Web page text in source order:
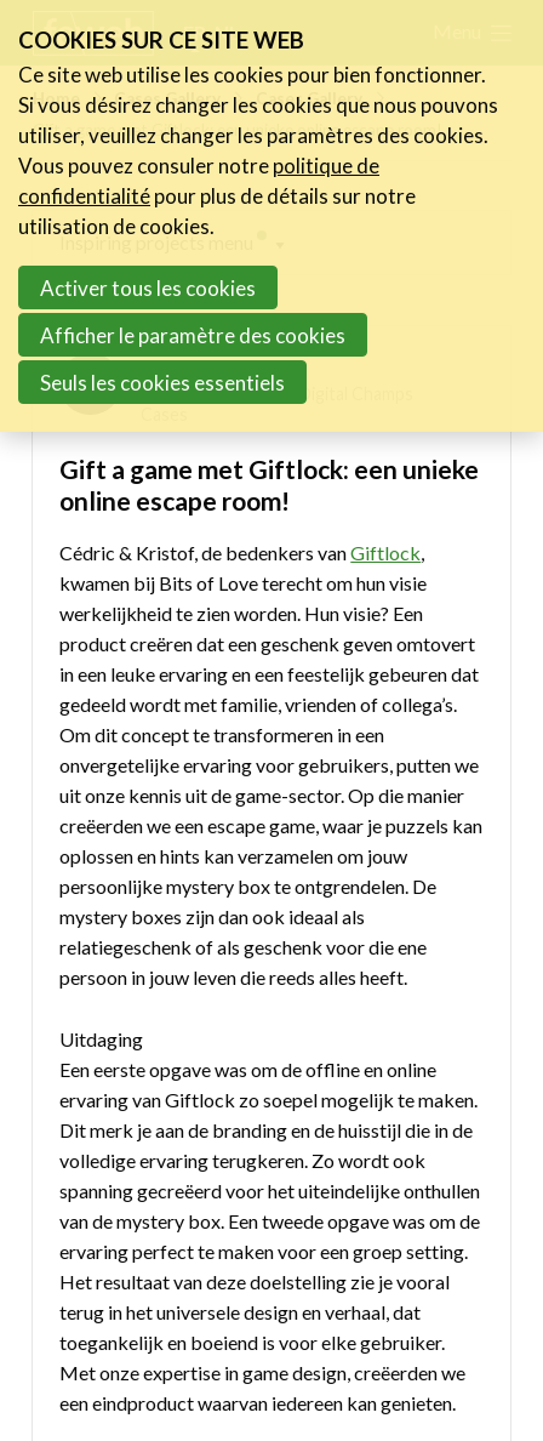
links
Jump
to
navigation
Jump
main
content
FR NL
Home Cases Gallery
Cases Gallery
Gift a game met Giftlock: een unieke online escape room!
Digital Champs Cases
Jessica Kellner
10/02/2023 11:57 in
Gift a game met Giftlock: een unieke
online escape room!
Cédric & Kristof, de bedenkers vanGiftlock,
kwamen bij Bits of Love terecht om hun visie
werkelijkheid te zien worden. Hun visie? Een
product creëren dat een geschenk geven omtovert
in een leuke ervaring en een feestelijk gebeuren dat
gedeeld wordt met familie, vrienden of collega’s.
Om dit concept te transformeren in een
onvergetelijke ervaring voor gebruikers, putten we
uit onze kennis uit de game-sector. Op die manier
creëerden we een escape game, waar je puzzels kan
oplossen en hints kan verzamelen om jouw
persoonlijke mystery box te ontgrendelen. De
mystery boxes zijn dan ook ideaal als
relatiegeschenk of als geschenk voor die ene
persoon in jouw leven die reeds alles heeft.
Uitdaging
Een eerste opgave was om de offline en online
ervaring van Giftlock zo soepel mogelijk te maken.
Dit merk je aan de branding en de huisstijl die in de
volledige ervaring terugkeren. Zo wordt ook
spanning gecreëerd voor het uiteindelijke onthullen
van de mystery box. Een tweede opgave was om de
ervaring perfect te maken voor een groep setting.
Het resultaat van deze doelstelling zie je vooral
terug in het universele design en verhaal, dat
toegankelijk en boeiend is voor elke gebruiker.
Met onze expertise in game design, creëerden we
een eindproduct waarvan iedereen kan genieten.
Actualités
Activités
Cases Gallery
Le Toolbox
Annuaire prestataires
A propos
Become a member Account
COOKIES SUR CE SITE WEB
Ce site web utilise les cookies pour bien fonctionner.
Si vous désirez changer les cookies que nous pouvons
utiliser, veuillez changer les paramètres des cookies.
Vous pouvez consuler notrepolitique de
confidentialitépour plus de détails sur notre
utilisation de cookies.
Activer tous les cookies
Afficher le paramètre des cookies
Seuls les cookies essentiels